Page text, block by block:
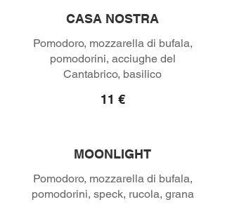
CASA NOSTRA
Pomodoro, mozzarella di bufala,
pomodorini, acciughe del
Cantabrico, basilico
11 €
MOONLIGHT
Pomodoro, mozzarella di bufala,
pomodorini, speck, rucola, grana